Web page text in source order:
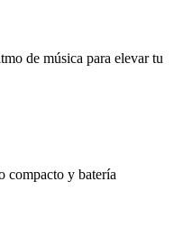
de música para elevar tu
compacto y batería